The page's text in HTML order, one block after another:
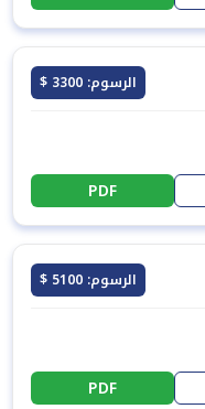
الرسوم: 3300 $
PDF
الرسوم: 5100 $
PDF